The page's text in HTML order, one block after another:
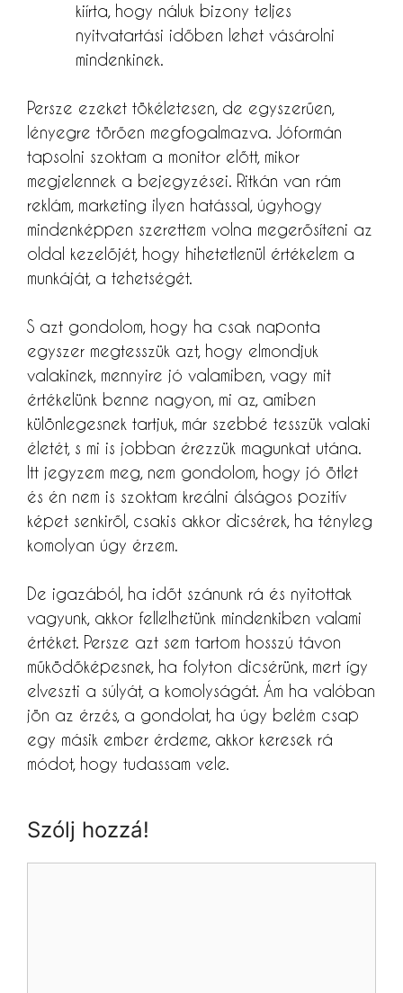
kiírta, hogy náluk bizony teljes
nyitvatartási időben lehet vásárolni
mindenkinek.
Persze ezeket tökéletesen, de egyszerűen,
lényegre törően megfogalmazva. Jóformán
tapsolni szoktam a monitor előtt, mikor
megjelennek a bejegyzései. Ritkán van rám
reklám, marketing ilyen hatással, úgyhogy
mindenképpen szerettem volna megerősíteni az
oldal kezelőjét, hogy hihetetlenül értékelem a
munkáját, a tehetségét.
S azt gondolom, hogy ha csak naponta
egyszer megtesszük azt, hogy elmondjuk
valakinek, mennyire jó valamiben, vagy mit
értékelünk benne nagyon, mi az, amiben
különlegesnek tartjuk, már szebbé tesszük valaki
életét, s mi is jobban érezzük magunkat utána.
Itt jegyzem meg, nem gondolom, hogy jó ötlet
és én nem is szoktam kreálni álságos pozitív
képet senkiről, csakis akkor dicsérek, ha tényleg
komolyan úgy érzem.
De igazából, ha időt szánunk rá és nyitottak
vagyunk, akkor fellelhetünk mindenkiben valami
értéket. Persze azt sem tartom hosszú távon
működőképesnek, ha folyton dicsérünk, mert így
elveszti a súlyát, a komolyságát. Ám ha valóban
jön az érzés, a gondolat, ha úgy belém csap
egy másik ember érdeme, akkor keresek rá
módot, hogy tudassam vele.
Szólj hozzá!